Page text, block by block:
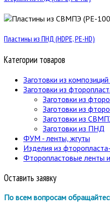
Пластины из ПНД (HDPE, PE-HD)
Категории товаров
Заготовки из
Заготовки из
Заготовки из
Заготовки из
Заготовки из
Заготовки из ПНД
ФУМ - ленты, жгуты
Изделия из
Фторопластовые ленты
Оставить заявку
По всем вопросам